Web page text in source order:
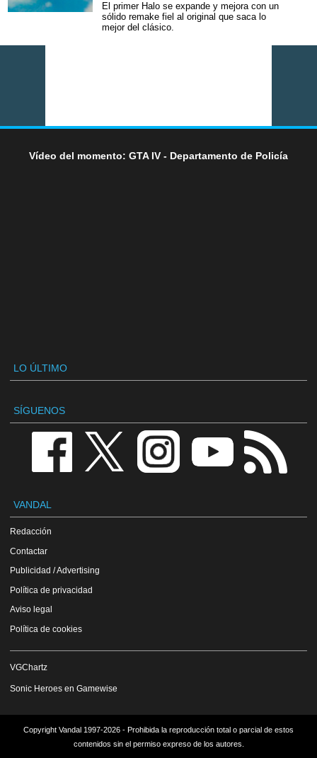
El primer Halo se expande y mejora con un
sólido remake fiel al original que saca lo
mejor del clásico.
Vídeo del momento: GTA IV - Departamento de Policía
LO ÚLTIMO
SÍGUENOS
VANDAL
Redacción
Contactar
Publicidad / Advertising
Política de privacidad
Aviso legal
Política de cookies
VGChartz
Sonic Heroes en Gamewise
Copyright Vandal 1997-2026 - Prohibida la reproducción total o parcial de estos
contenidos sin el permiso expreso de los autores.